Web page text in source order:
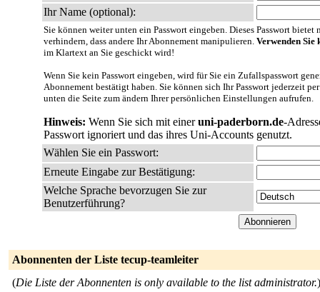
Ihr Name (optional):
Sie können weiter unten ein Passwort eingeben. Dieses Passwort
verhindern, dass andere Ihr Abonnement manipulieren. Verwenden Sie
im Klartext an Sie geschickt wird!
Wenn Sie kein Passwort eingeben, wird für Sie ein Zufallspasswort
Abonnement bestätigt haben. Sie können sich Ihr Passwort jederzeit
unten die Seite zum ändern Ihrer persönlichen Einstellungen aufrufen.
Hinweis: Wenn Sie sich mit eineruni-paderborn.de-
Passwort ignoriert und das ihres Uni-Accounts genutzt.
Wählen Sie ein Passwort:
Erneute Eingabe zur Bestätigung:
Welche Sprache bevorzugen Sie zur
Benutzerführung?
Abonnenten der Liste tecup-teamleiter
(Die Liste der Abonnenten is only available to the list administrator.)